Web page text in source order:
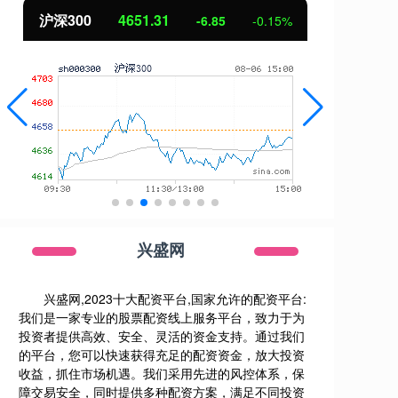
-6.85 -0.15% 北证50
兴盛网
兴盛网,2023十大配资平台,国家允许的配资平台:
我们是一家专业的股票配资线上服务平台，致力于为
投资者提供高效、安全、灵活的资金支持。通过我们
的平台，您可以快速获得充足的配资资金，放大投资
收益，抓住市场机遇。我们采用先进的风控体系，保
障交易安全，同时提供多种配资方案，满足不同投资